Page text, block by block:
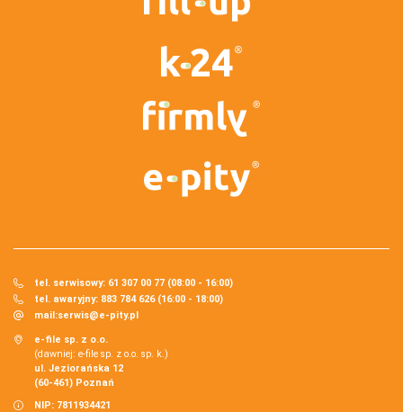
tel. serwisowy: 61 307 00 77 (08:00 - 16:00)
tel. awaryjny: 883 784 626 (16:00 - 18:00)
mail:serwis@e-pity.pl
e-file sp. z o.o.
(dawniej: e-file sp. z o.o. sp. k.)
ul. Jeziorańska 12
(60-461) Poznań
NIP: 7811934421